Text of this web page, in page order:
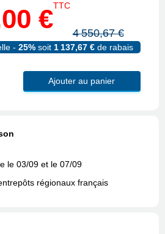
€TTC
4 550,67 €
- 25% soit 1 137,67 € de rabais
Ajouter au panier
le 03/09 et le 07/09
régionaux français